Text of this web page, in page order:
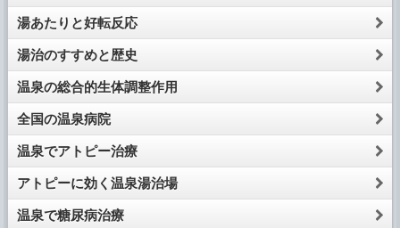
湯あたりと好転反応
湯治のすすめと歴史
温泉の総合的生体調整作用
全国の温泉病院
温泉でアトピー治療
アトピーに効く温泉湯治場
温泉で糖尿病治療